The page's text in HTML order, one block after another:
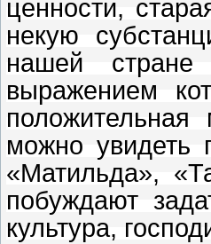
ценности,
некую
нашей стране
выражением
можно увидеть
«Матильда»,
побуждают
культура,